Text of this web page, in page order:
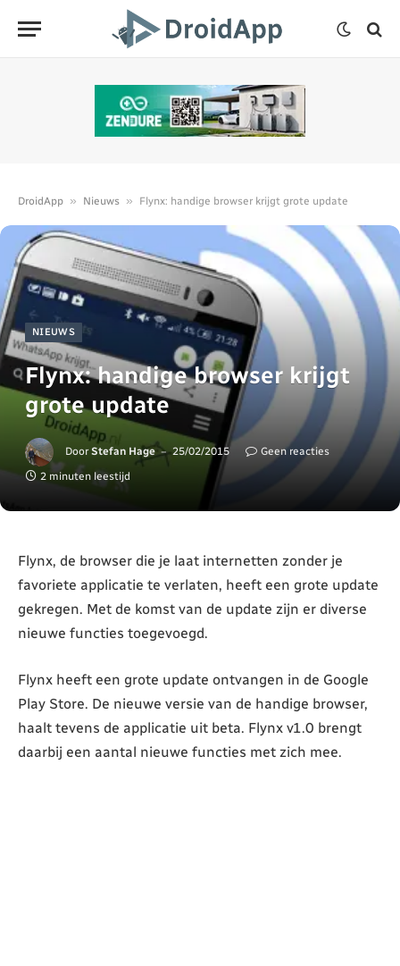
DroidApp » Nieuws » Flynx: handige browser krijgt grote update
NIEUWS
Flynx: handige browser krijgt
grote update
Door Stefan Hage 25/02/2015
Geen reacties
2 minuten leestijd
Flynx, de browser die je laat internetten zonder je
favoriete applicatie te verlaten, heeft een grote update
gekregen. Met de komst van de update zijn er diverse
nieuwe functies toegevoegd.
Flynx heeft een grote update ontvangen in de Google
Play Store. De nieuwe versie van de handige browser,
haalt tevens de applicatie uit beta. Flynx v1.0 brengt
daarbij een aantal nieuwe functies met zich mee.